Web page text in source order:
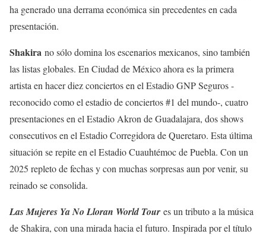
ha generado una derrama económica sin precedentes en cada
presentación.
Shakira no sólo domina los escenarios mexicanos, sino también
las listas globales. En Ciudad de México ahora es la primera
artista en hacer diez conciertos en el Estadio GNP Seguros -
reconocido como el estadio de conciertos #1 del mundo-, cuatro
presentaciones en el Estadio Akron de Guadalajara, dos shows
consecutivos en el Estadio Corregidora de Queretaro. Esta última
situación se repite en el Estadio Cuauhtémoc de Puebla. Con un
2025 repleto de fechas y con muchas sorpresas aun por venir, su
reinado se consolida.
Las Mujeres Ya No Lloran World Tour es un tributo a la música
de Shakira, con una mirada hacia el futuro. Inspirada por el título